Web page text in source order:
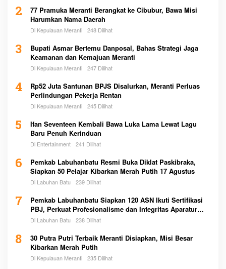
2
77 Pramuka Meranti Berangkat ke Cibubur, Bawa Misi
Harumkan Nama Daerah
Di Kepulauan Meranti 248 Dilihat
3
Bupati Asmar Bertemu Danposal, Bahas Strategi Jaga
Keamanan dan Kemajuan Meranti
Di Kepulauan Meranti 247 Dilihat
4
Rp52 Juta Santunan BPJS Disalurkan, Meranti Perluas
Perlindungan Pekerja Rentan
Di Kepulauan Meranti 245 Dilihat
5
Ifan Seventeen Kembali Bawa Luka Lama Lewat Lagu
Baru Penuh Kerinduan
Di Entertainment 241 Dilihat
6
Pemkab Labuhanbatu Resmi Buka Diklat Paskibraka,
Siapkan 50 Pelajar Kibarkan Merah Putih 17 Agustus
Di Labuhan Batu 239 Dilihat
7
Pemkab Labuhanbatu Siapkan 120 ASN Ikuti Sertifikasi
PBJ, Perkuat Profesionalisme dan Integritas Aparatur
Pemerintah
Di Labuhan Batu 238 Dilihat
8
30 Putra Putri Terbaik Meranti Disiapkan, Misi Besar
Kibarkan Merah Putih
Di Kepulauan Meranti 235 Dilihat